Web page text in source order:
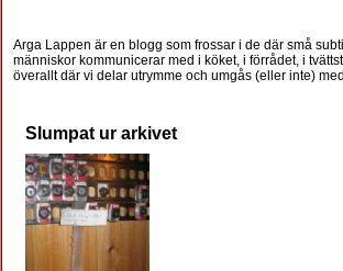
Arga Lappen är en blogg som frossar i de där små
människor kommunicerar med i köket, i förrådet, i
överallt där vi delar utrymme och umgås (eller inte)
Slumpat ur arkivet